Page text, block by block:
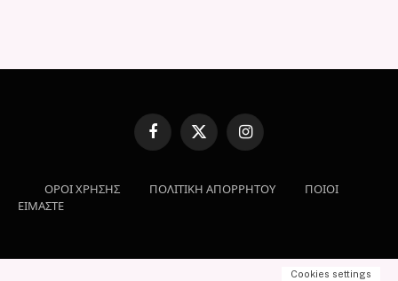
Facebook
X
Instagram
ΟΡΟΙ ΧΡΗΣΗΣ ΠΟΛΙΤΙΚΗ ΑΠΟΡΡΗΤΟΥ
ΠΟΙΟΙ
ΕΙΜΑΣΤΕ
Cookies settings